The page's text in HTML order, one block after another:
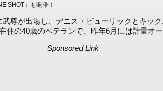
SHOT」も開催！
尊が出場し、デニス・ピューリックとキッ
の40歳のベテランで、昨年6月には計量オ
Sponsored Link